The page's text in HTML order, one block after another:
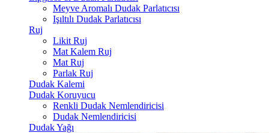
Meyve Aromalı Dudak Parlatıcısı
Işıltılı Dudak Parlatıcısı
Ruj
Likit Ruj
Mat Kalem Ruj
Mat Ruj
Parlak Ruj
Dudak Kalemi
Dudak Koruyucu
Renkli Dudak Nemlendiricisi
Dudak Nemlendiricisi
Dudak Yağı